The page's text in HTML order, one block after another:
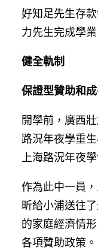
好知足先生存
力先生完成學
健全軌制
保證型贊助和
開學前，廣西
路況年夜學重
上海路況年夜
作為此中一員
昕給小浦送往
的家庭經濟情
各項贊助政策。